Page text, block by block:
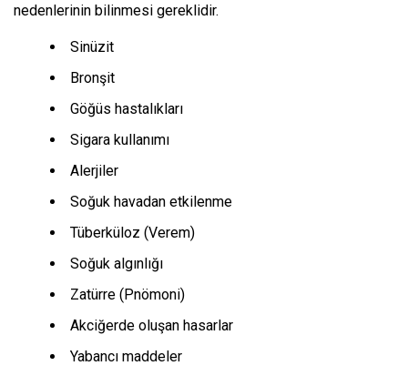
nedenlerinin bilinmesi gereklidir.
Sinüzit
Bronşit
Göğüs hastalıkları
Sigara kullanımı
Alerjiler
Soğuk havadan etkilenme
Tüberküloz (Verem)
Soğuk algınlığı
Zatürre (Pnömoni)
Akciğerde oluşan hasarlar
Yabancı maddeler